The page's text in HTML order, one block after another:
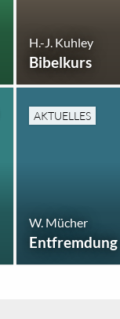
H.-J. Kuhley
Bibelkurs
AKTUELLES
W. Mücher
Entfremdung